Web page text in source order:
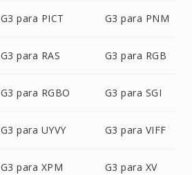
G3 para PICT G3 para PNM
G3 para RAS G3 para RGB
G3 para RGBO G3 para SGI
G3 para UYVY G3 para VIFF
G3 para XPM G3 para XV